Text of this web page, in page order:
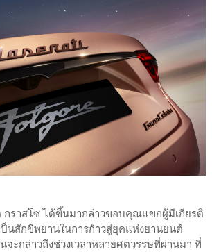
กราสโซ ได้ขึ้นมากล่าวขอบคุณแขกผู้มีเกียรติ
ป็นสักขีพยานในการก้าวสู่ยุคแห่งยานยนต์
ะกล่าวถึงช่วงเวลาหลายศตวรรษที่ผ่านมา ที่